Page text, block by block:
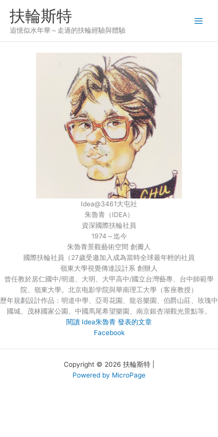
content
扶輪斯特
追憶似水年華～走過的扶輪經驗與體驗
Idea@3461大屯社
朱魯青（IDEA）
資深國際扶輪社員
1974～迄今
朱魯青景觀藝術空間 創瓣人
國際扶輪社員（27歲受邀加入成為當時全球最年輕的社員
嶺東大學視覺傳達設計系 創辦人
曾任教於居仁國中/明道、大明、大甲高中/國立台灣藝專、台中師範學
院、嶺東大學。北京电影学院與華南理工大學（客座教授）
歷年規劃設計作品：明道中學、亞哥花園、龍谷樂園、伯爵山莊、玫瑰中
國城、茂林國家公園、中國馬尾希望樂園、南京銀杏湖觀光景點等。
閱讀 Idea朱魯青 發表的文章
Facebook
Copyright © 2026 扶輪斯特 |
Powered by MicroPage